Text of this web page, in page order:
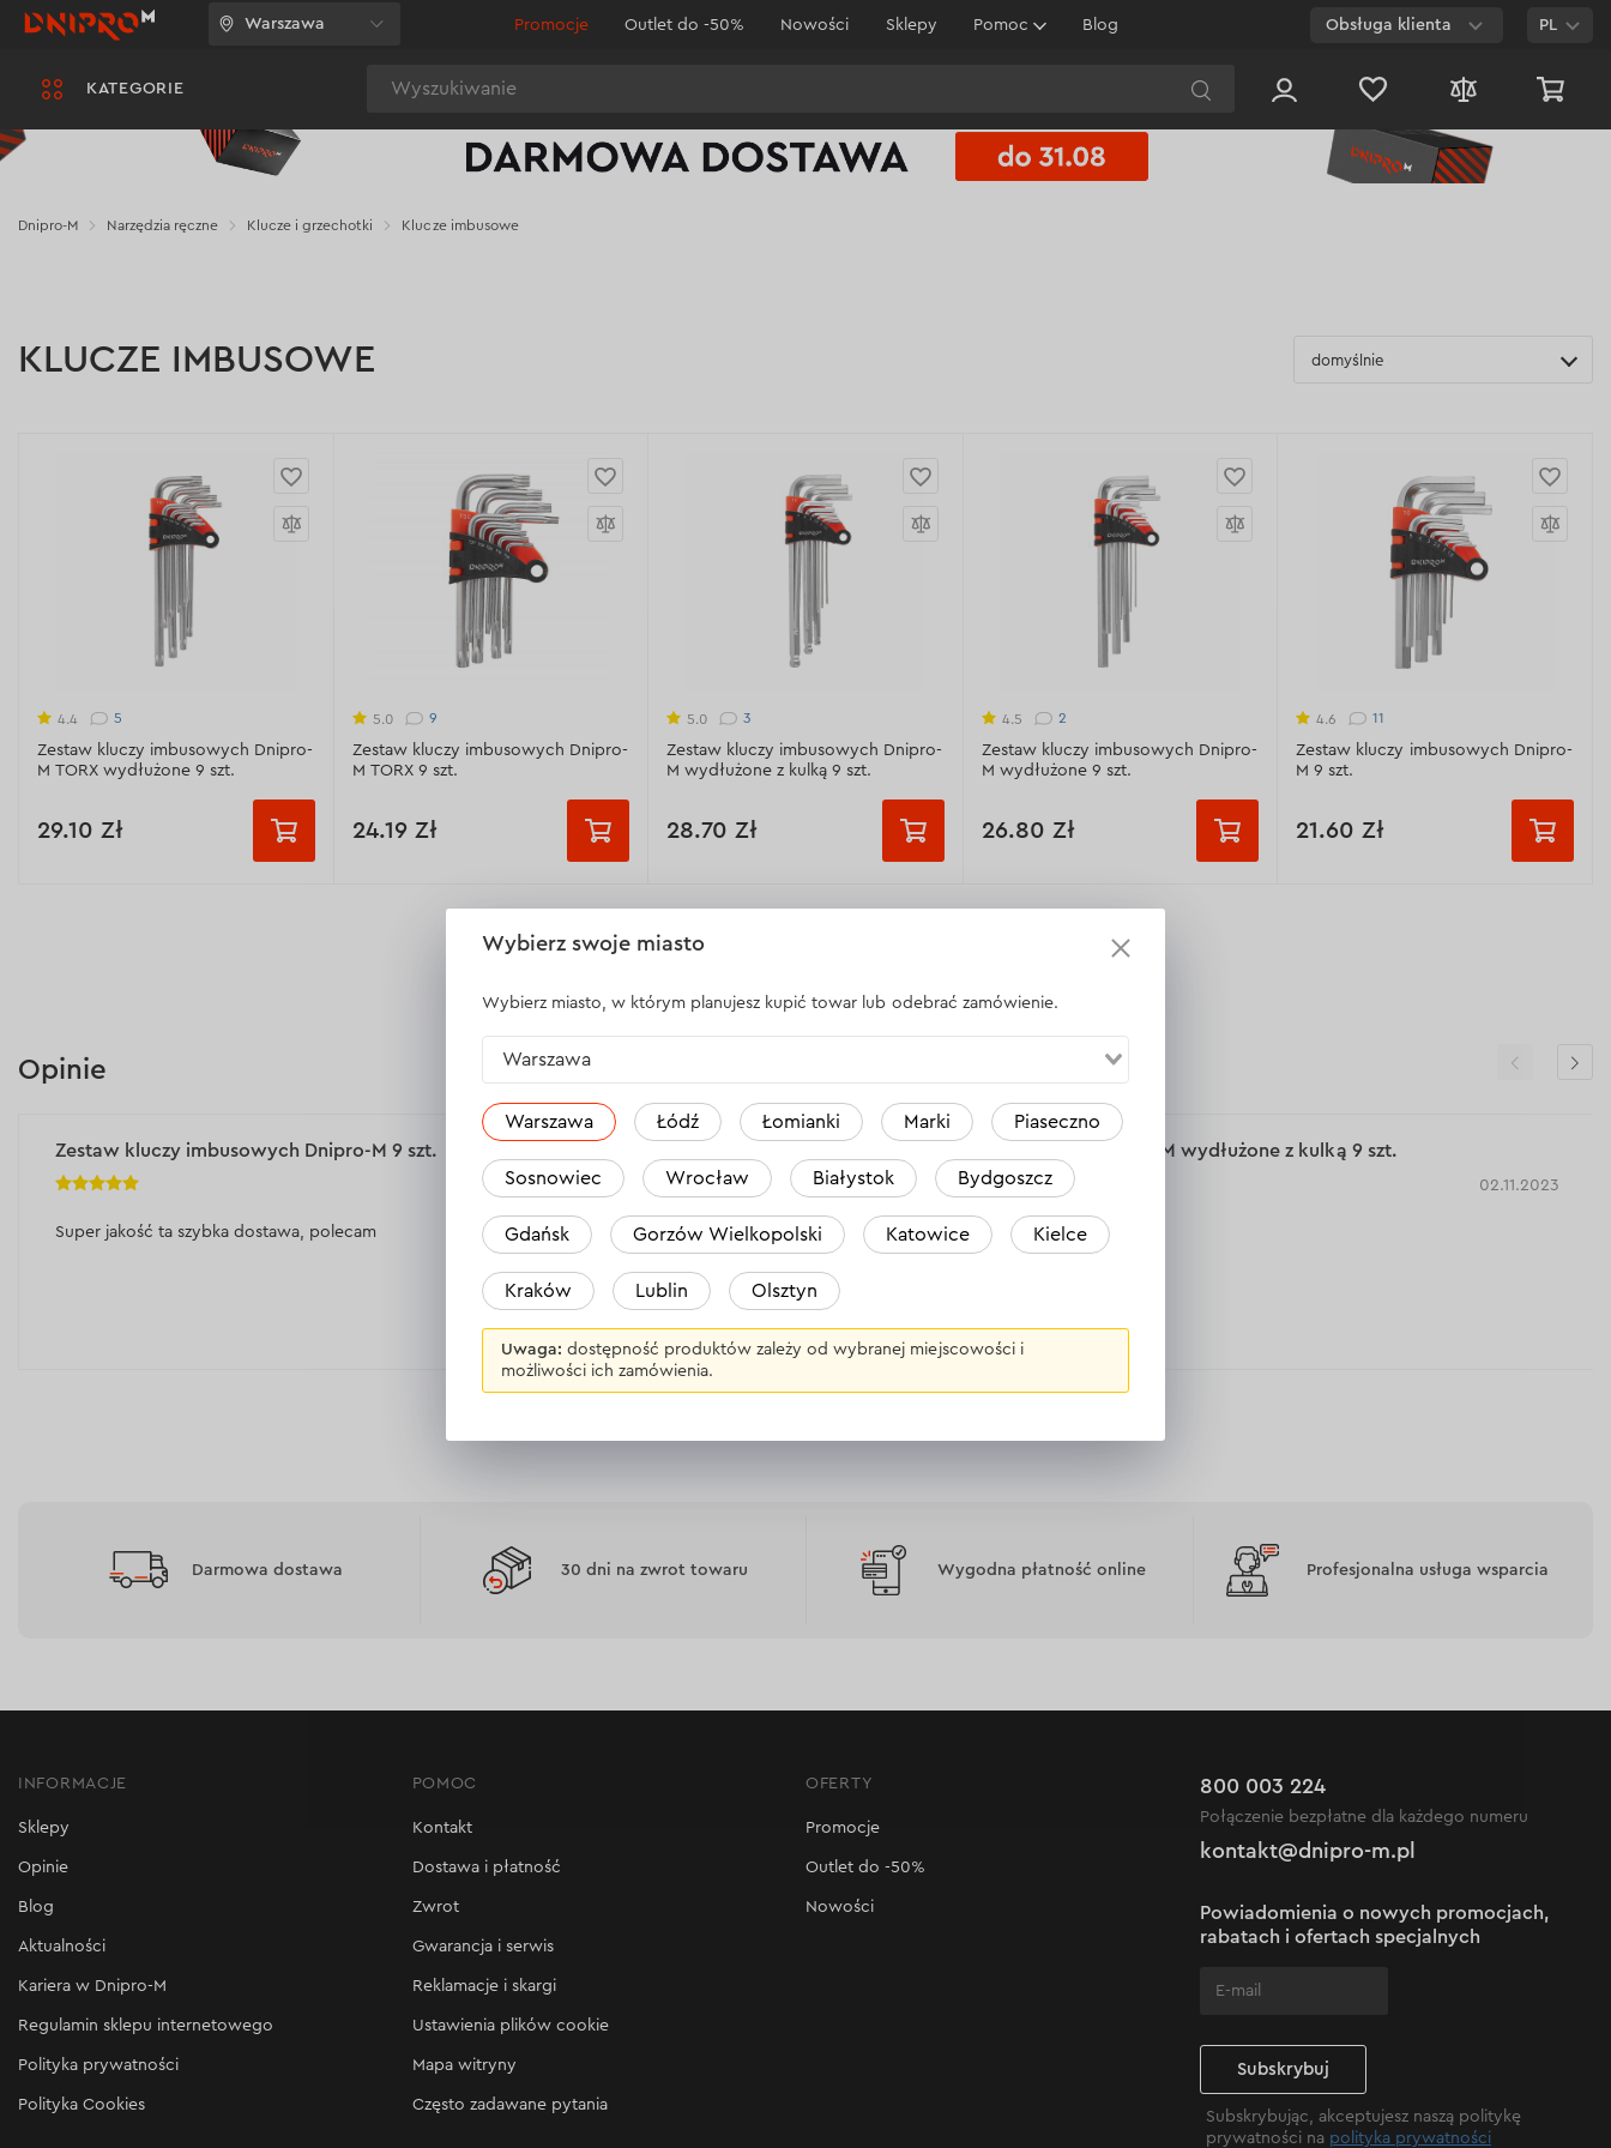
KATEGORIE
Warszawa Promocje Outlet do -50% Nowości Sklepy Pomoc Blog Obsługa klienta
Czat na
stronie
PL
Dnipro-M Narzędzia ręczne Klucze i grzechotki Klucze imbusowe
KLUCZE IMBUSOWE domyślnie
4.4 5
Zestaw kluczy imbusowych Dnipro-
M TORX wydłużone 9 szt.
29.10 Zł
Wyświetl dane techniczne >
5.0 9
Zestaw kluczy imbusowych Dnipro-
M TORX 9 szt.
24.19 Zł
Liczba sztuk w opakowaniu: 9 szt.
Wyświetl dane techniczne >
5.0 3
Zestaw kluczy imbusowych Dnipro-
M wydłużone z kulką 9 szt.
28.70 Zł
Liczba sztuk w opakowaniu:
Wyświetl dane techniczne >
4.5 2
Zestaw kluczy imbusowych Dnipro-
M wydłużone 9 szt.
26.80 Zł
Liczba sztuk w opakowaniu:
Wyświetl dane techniczne >
4.6 11
Zestaw kluczy imbusowych Dnipro-
M 9 szt.
21.60 Zł
Opinie
Zestaw kluczy imbusowych Dnipro-M 9 szt.
03.03.2025
Super jakość ta szybka dostawa, polecam
Zestaw kluczy imbusowych Dnipro-M wydłużone z kulką 9 szt.
02.11.2023
Być może już napisaliśmy.
Byłoby miło dodać 14, 17, 19 do zakresu.
Darmowa dostawa 30 dni na zwrot towaru Wygodna płatność online Profesjonalna usługa wsparcia
INFORMACJE
Sklepy
Opinie
Blog
Aktualności
Kariera w Dnipro-M
Regulamin sklepu internetowego
Polityka prywatności
Polityka Cookies
POMOC
Kontakt
Dostawa i płatność
Zwrot
Gwarancja i serwis
Reklamacje i skargi
Ustawienia plików cookie
Mapa witryny
Często zadawane pytania
OFERTY
Promocje
Outlet do -50%
Nowości
800 003 224
Połączenie bezpłatne dla każdego numeru
kontakt@dnipro-m.pl
Powiadomienia o nowych promocjach,
rabatach i ofertach specjalnych
Subskrybuj
Subskrybując, akceptujesz naszą politykę
prywatności na polityka prywatności
Wybierz swoje miasto
Wybierz miasto, w którym planujesz kupić towar lub odebrać zamówienie.
Warszawa
Warszawa Łódź Łomianki Marki Piaseczno
Sosnowiec Wrocław Białystok Bydgoszcz
Gdańsk Gorzów Wielkopolski Katowice Kielce
Kraków Lublin Olsztyn
Uwaga: dostępność produktów zależy od wybranej miejscowości i
możliwości ich zamówienia.